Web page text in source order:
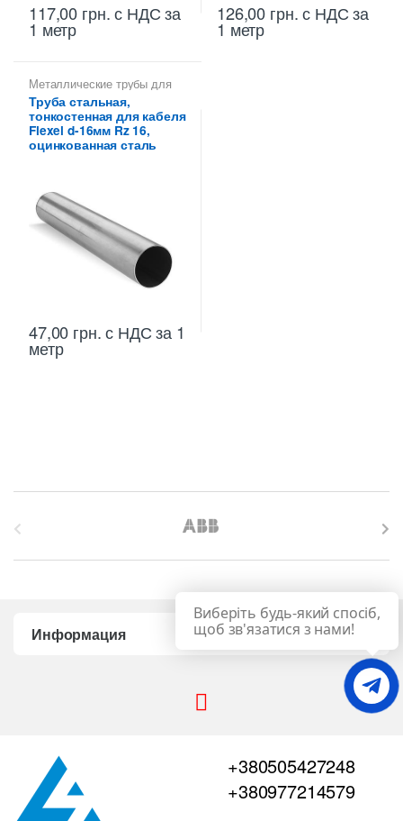
117,00 грн.с НДС за
1 метр
126,00 грн.с НДС за
1 метр
Металлические трубы для
электропроводки 16 мм ,
Труба тонкостенная для
электропроводки
Труба стальная,
тонкостенная для кабеля
Flexel d-16мм Rz 16,
оцинкованная сталь
47,00 грн.с НДС за 1
метр
Информация
+380505427248
+380977214579
Виберіть будь-який спосіб,
щоб зв'язатися з нами!